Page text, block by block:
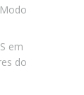
em
do